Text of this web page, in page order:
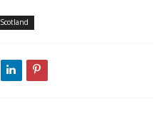
Scotland